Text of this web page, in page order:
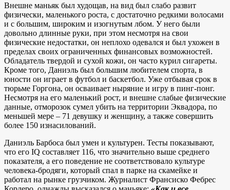
Внешне маньяк был худощав, на вид был слабо развит
физически, маленького роста, с достаточно редкими волосами
и с большим, широким и изогнутым лбом. У него были
довольно длинные руки, при этом несмотря на свои
физические недостатки, он неплохо одевался и был ухожен в
пределах своих ограниченных финансовых возможностей.
Обладатель твердой и сухой кожи, он часто курил сигареты.
Кроме того, Даниэль был большим любителем спорта, в
юности он играет в футбол и баскетбол. Уже отбывая срок в
тюрьме Горгона, он осваивает ныряние и игру в пинг-понг.
Несмотря на его маленький рост, и внешне слабые физические
данные, отморозок сумел убить на территории Эквадора, по
меньшей мере – 71 девушку и женщину, а также совершить
более 150 изнасилований.
Даниэль Барбоса был умен и культурен. Тесты показывают,
что его IQ составляет 116, что значительно выше среднего
показателя, а его поведение не соответствовало культуре
человека-бродяги, который спал в парке на скамейке и
работал на рынке грузчиком. Журналист Франсиско Фебрес